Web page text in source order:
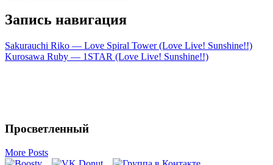
Запись навигация
Sakurauchi Riko — Love Spiral Tower (Love Live! Sunshine!!)
Kurosawa Ruby — 1STAR (Love Live! Sunshine!!)
Просветленный
More Posts